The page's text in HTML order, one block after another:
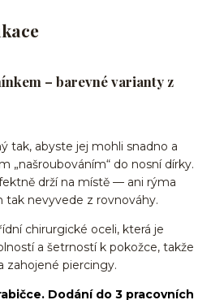
– barevné varianty z
tak, abyste jej mohli snadno a
„našroubováním“ do nosní dírky.
drží na místě — ani rýma
tak nevyvede z rovnováhy.
chirurgické oceli, která je
a šetrností k pokožce, takže
zahojené piercingy.
Dodání do 3 pracovních